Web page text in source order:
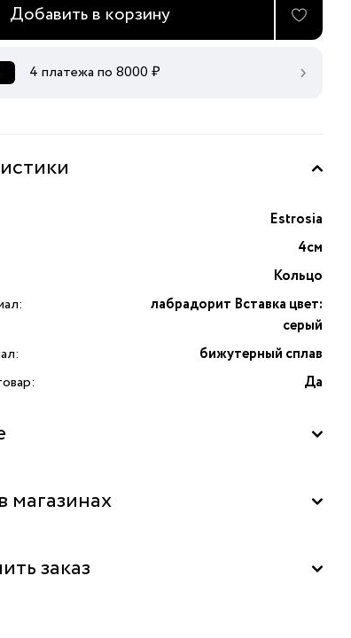
Добавить в корзину
4 платежа по 8000 ₽
Estrosia
4см
Кольцо
лабрадорит Вставка цвет:
серый
бижутерный сплав
Да
магазинах
заказ